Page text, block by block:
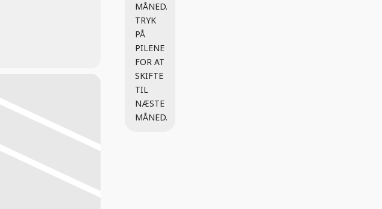
MÅNED.
TRYK
PÅ
PILENE
FOR AT
SKIFTE
TIL
NÆSTE
MÅNED.